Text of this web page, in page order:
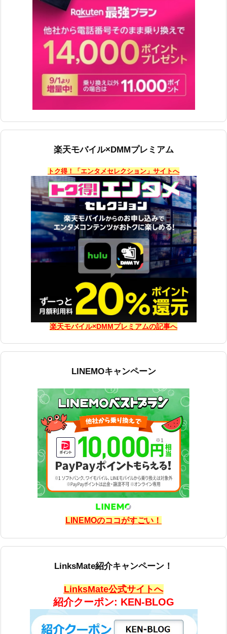
楽天モバイル×DMMプレミアム
トク得！「エンタメセレクション」サイトへ
楽天モバイル×DMMプレミアムの記事へ
LINEMOキャンペーン
LINEMOのココがすごい！
LinksMate紹介キャンペーン！
LinksMate公式サイトへ
紹介クーポン: KEN-BLOG